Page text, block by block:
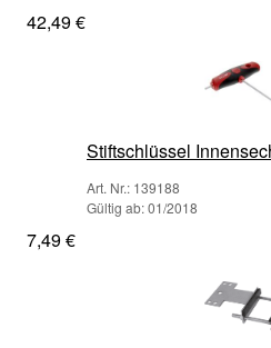
42,49 €
Stiftschlüssel
Art. Nr.: 139188
Gültig ab: 01/2018
7,49 €